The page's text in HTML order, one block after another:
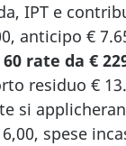
IPT e
anticipo €
rate da €
residuo €
si
spese